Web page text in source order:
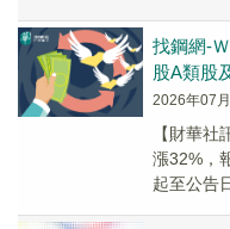
找鋼網-
股A類股
2026年07
【財華
漲32%，
起至公告